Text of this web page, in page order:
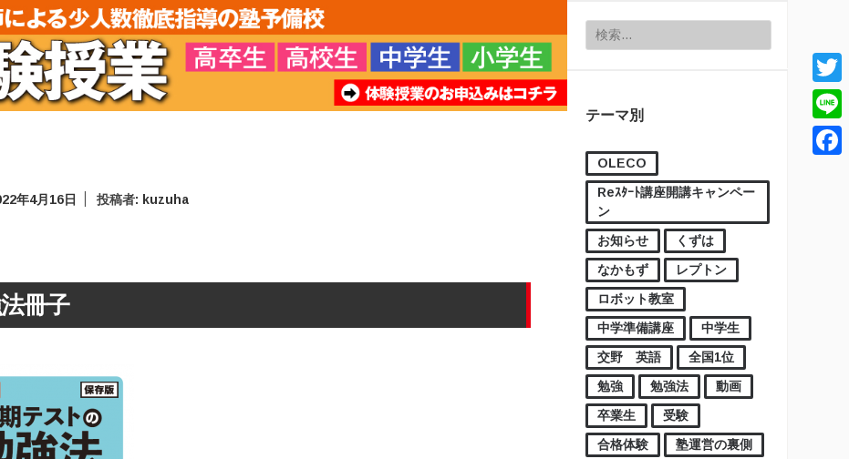
検索:
テーマ別
OLECO
Reｽﾀｰﾄ講座開講キャンペー
ン
お知らせ
くずは
なかもず
レプトン
ロボット教室
中学準備講座
中学生
交野 英語
全国1位
勉強
勉強法
動画
卒業生
受験
合格体験
塾運営の裏側
年4月16日 投稿者: kuzuha
冊子
Line